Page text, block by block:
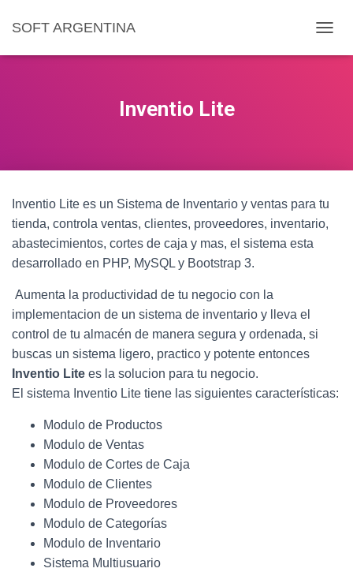
SOFT ARGENTINA
A
D
E
Inventio Lite
Inventio Lite es un Sistema de Inventario y ventas para tu
tienda, controla ventas, clientes, proveedores, inventario,
abastecimientos, cortes de caja y mas, el sistema esta
desarrollado en PHP, MySQL y Bootstrap 3.
Aumenta la productividad de tu negocio con la
implementacion de un sistema de inventario y lleva el
control de tu almacén de manera segura y ordenada, si
buscas un sistema ligero, practico y potente entonces
Inventio Lite es la solucion para tu negocio.
El sistema Inventio Lite tiene las siguientes características:
Modulo de Productos
Modulo de Ventas
Modulo de Cortes de Caja
Modulo de Clientes
Modulo de Proveedores
Modulo de Categorías
Modulo de Inventario
Sistema Multiusuario